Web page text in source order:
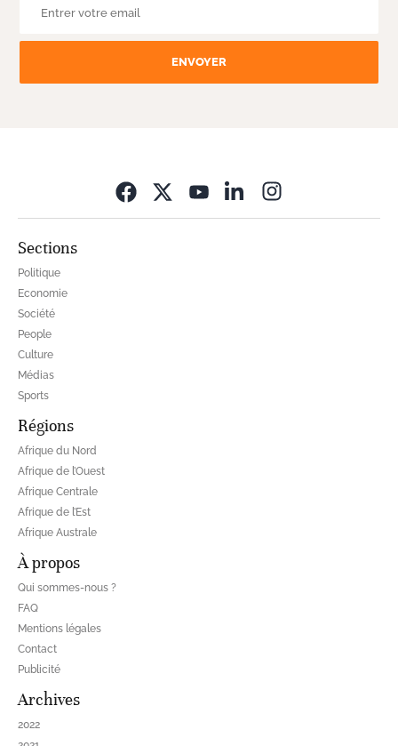
ENVOYER
Sections
Politique
Economie
Société
People
Culture
Médias
Sports
Régions
Afrique du Nord
Afrique de l’Ouest
Afrique Centrale
Afrique de l’Est
Afrique Australe
À propos
Qui sommes-nous ?
FAQ
Mentions légales
Contact
Publicité
Archives
2022